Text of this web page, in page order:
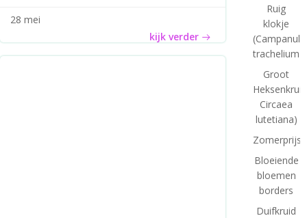
28 mei
kijk verder
Ruig
klokje
(Campanula
trachelium)
Groot
Heksenkruid
Circaea
lutetiana)
Bloeiende
bloemen
borders
Duifkruid